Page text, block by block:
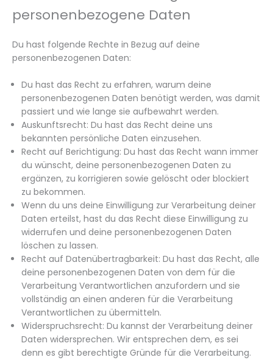
personenbezogene Daten
Du hast folgende Rechte in Bezug auf deine
personenbezogenen Daten:
Du hast das Recht zu erfahren, warum deine
personenbezogenen Daten benötigt werden, was damit
passiert und wie lange sie aufbewahrt werden.
Auskunftsrecht: Du hast das Recht deine uns
bekannten persönliche Daten einzusehen.
Recht auf Berichtigung: Du hast das Recht wann immer
du wünscht, deine personenbezogenen Daten zu
ergänzen, zu korrigieren sowie gelöscht oder blockiert
zu bekommen.
Wenn du uns deine Einwilligung zur Verarbeitung deiner
Daten erteilst, hast du das Recht diese Einwilligung zu
widerrufen und deine personenbezogenen Daten
löschen zu lassen.
Recht auf Datenübertragbarkeit: Du hast das Recht, alle
deine personenbezogenen Daten von dem für die
Verarbeitung Verantwortlichen anzufordern und sie
vollständig an einen anderen für die Verarbeitung
Verantwortlichen zu übermitteln.
Widerspruchsrecht: Du kannst der Verarbeitung deiner
Daten widersprechen. Wir entsprechen dem, es sei
denn es gibt berechtigte Gründe für die Verarbeitung.